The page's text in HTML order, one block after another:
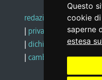
Questo
cookie
saperne
estesa
redazione web |note
| privacy
social
| dichiarazione di
| cambio preferenze